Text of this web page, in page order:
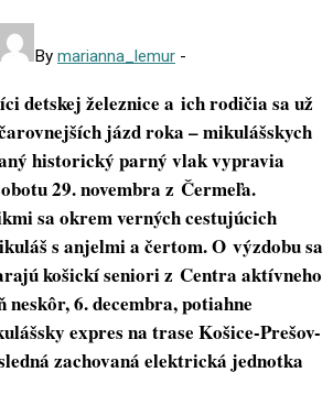
By marianna_lemur -
detskej železnice a ich rodičia sa už
jázd roka – mikulášskych
historický parný vlak vypravia
29. novembra z Čermeľa.
sa okrem verných cestujúcich
s anjelmi a čertom. O výzdobu sa
košickí seniori z Centra aktívneho
6. decembra, potiahne
expres na trase Košice-Prešov-
zachovaná elektrická jednotka